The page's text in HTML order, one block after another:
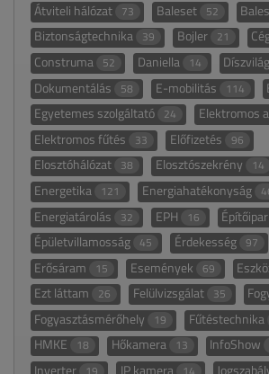
Átviteli hálózat 73 Baleset 52
Biztonságtechnika 39 Bojler 21
Construma 52 Daniella 14
Dokumentálás 58 E-mobilitás 114
Egyetemes szolgáltató 24 Elektromos
Elektromos fűtés 33 Előfizetés 96
Elosztóhálózat 38 Elosztószekrény 14
Energetika 121 Energiahatékonyság
Energiatárolás 32 EPH 16 Építőipar
Épületvillamosság 45 Érdekesség 97
Erősáram 15 Események 69
Ezt láttam 26 Felülvizsgálat 35
Fogyasztásmérőhely 19 Fűtéstechnika
HMKE 18 Hőkamera 13 InfoShow
Inverter 19 IP kamera 14